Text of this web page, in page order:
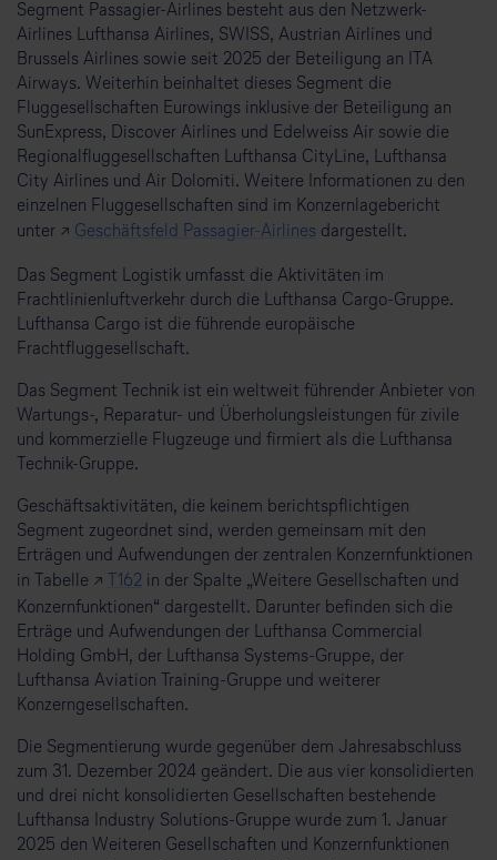
Segment Passagier-Airlines besteht aus den Netzwerk-
Airlines Lufthansa Airlines, SWISS, Austrian Airlines und
Brussels Airlines sowie seit 2025 der Beteiligung an ITA
Airways. Weiterhin beinhaltet dieses Segment die
Fluggesellschaften Eurowings inklusive der Beteiligung an
SunExpress, Discover Airlines und Edelweiss Air sowie die
Regionalfluggesellschaften Lufthansa CityLine, Lufthansa
City Airlines und Air Dolomiti. Weitere Informationen zu den
einzelnen Fluggesellschaften sind im Konzernlagebericht
unter ↗ Geschäftsfeld Passagier-Airlines dargestellt.
Das Segment Logistik umfasst die Aktivitäten im
Frachtlinienluftverkehr durch die Lufthansa Cargo-Gruppe.
Lufthansa Cargo ist die führende europäische
Frachtfluggesellschaft.
Das Segment Technik ist ein weltweit führender Anbieter von
Wartungs-, Reparatur- und Überholungsleistungen für zivile
und kommerzielle Flugzeuge und firmiert als die Lufthansa
Technik-Gruppe.
Geschäftsaktivitäten, die keinem berichtspflichtigen
Segment zugeordnet sind, werden gemeinsam mit den
Erträgen und Aufwendungen der zentralen Konzernfunktionen
in Tabelle ↗
T162 in der Spalte „Weitere Gesellschaften und
Konzernfunktionen“ dargestellt. Darunter befinden sich die
Erträge und Aufwendungen der Lufthansa Commercial
Holding GmbH, der Lufthansa Systems-Gruppe, der
Lufthansa Aviation Training-Gruppe und weiterer
Konzerngesellschaften.
Die Segmentierung wurde gegenüber dem Jahresabschluss
zum 31. Dezember 2024 geändert. Die aus vier konsolidierten
und drei nicht konsolidierten Gesellschaften bestehende
Lufthansa Industry Solutions-Gruppe wurde zum 1. Januar
2025 den Weiteren Gesellschaften und Konzernfunktionen